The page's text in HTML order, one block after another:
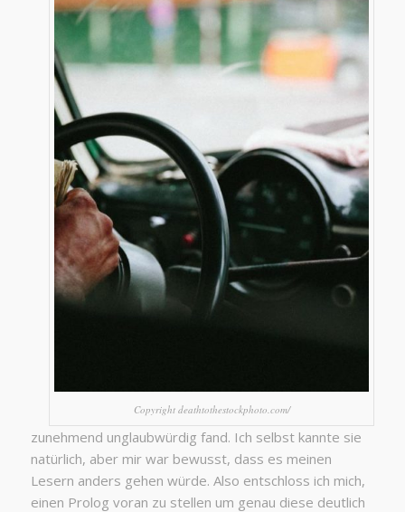
Copyright deathtothestockphoto.com/
zunehmend unglaubwürdig fand. Ich selbst kannte sie
natürlich, aber mir war bewusst, dass es meinen
Lesern anders gehen würde. Also entschloss ich mich,
einen Prolog voran zu stellen um genau diese deutlich